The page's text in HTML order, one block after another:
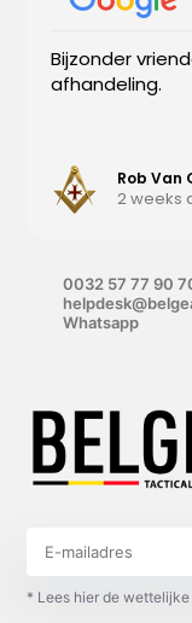
Bijzonder
afhandeling.
Rob Van
2 weeks
0032 57 77 90
Whatsapp
* Lees hier de